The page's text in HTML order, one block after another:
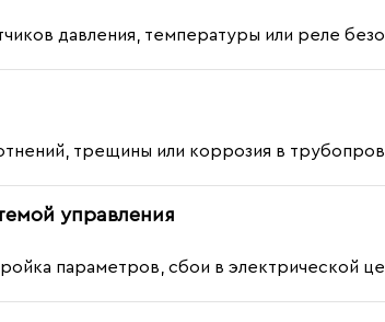
давления, температуры или реле
трещины или коррозия в
управления
параметров, сбои в электрической